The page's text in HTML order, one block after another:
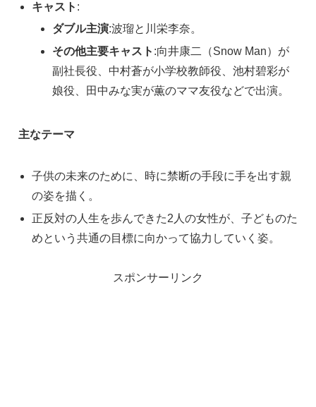
キャスト :
ダブル主演:波瑠と川栄李奈。
その他主要キャスト :向井康二（Snow Man）が
副社長役、中村蒼が小学校教師役、池村碧彩が
娘役、田中みな実が薫のママ友役などで出演。
主なテーマ
子供の未来のために、時に禁断の手段に手を出す親
の姿を描く。
正反対の人生を歩んできた2人の女性が、子どものた
めという共通の目標に向かって協力していく姿。
スポンサーリンク